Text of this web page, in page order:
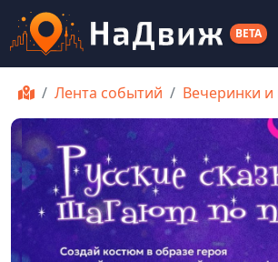
BETA
Лента событий Вечеринки